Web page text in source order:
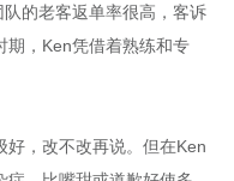
的老客返单率很高，客诉
期，Ken凭借着熟练和专
好，改不改再说。但在Ken